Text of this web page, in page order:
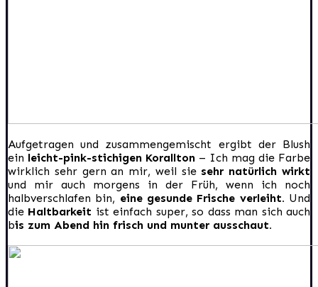
Aufgetragen und zusammengemischt ergibt der Blush
ein leicht-pink-stichigen Korallton – Ich mag die Farbe
wirklich sehr gern an mir, weil siesehr natürlich wirkt
und mir auch morgens in der Früh, wenn ich noch
halbverschlafen bin, eine gesunde Frische verleiht. Und
die Haltbarkeit ist einfach super, so dass man sich auch
bis zum Abend hin frisch und munter ausschaut.